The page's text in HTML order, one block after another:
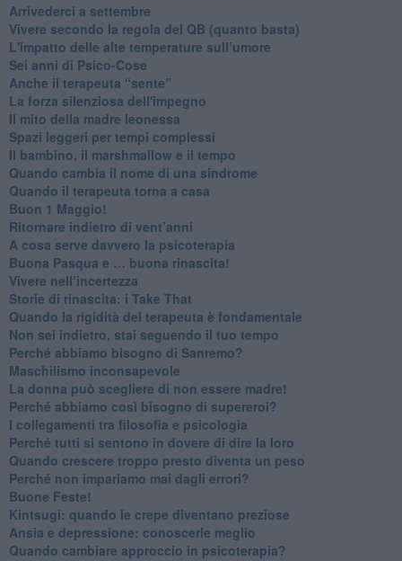
​Arrivederci a settembre
​Vivere secondo la regola del QB (quanto basta)
​L'impatto delle alte temperature sull’umore
Sei anni di Psico-Cose
​Anche il terapeuta “sente”
​La forza silenziosa dell'impegno
​Il mito della madre leonessa
Spazi leggeri per tempi complessi
Il bambino, il marshmallow e il tempo
​Quando cambia il nome di una sindrome
​Quando il terapeuta torna a casa
​Buon 1 Maggio!
Ritornare indietro di vent’anni
​A cosa serve davvero la psicoterapia
​Buona Pasqua e … buona rinascita!
​Vivere nell’incertezza
​Storie di rinascita: i Take That
​Quando la rigidità del terapeuta è fondamentale
​Non sei indietro, stai seguendo il tuo tempo
​Perché abbiamo bisogno di Sanremo?
​Maschilismo inconsapevole
​La donna può scegliere di non essere madre!
​Perché abbiamo così bisogno di supereroi?
​I collegamenti tra filosofia e psicologia
​Perché tutti si sentono in dovere di dire la loro
​Quando crescere troppo presto diventa un peso
​Perché non impariamo mai dagli errori?
​Buone Feste!
​Kintsugi: quando le crepe diventano preziose
Ansia e depressione: conoscerle meglio
Quando cambiare approccio in psicoterapia?